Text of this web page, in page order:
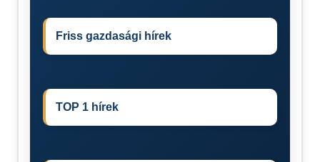
Friss gazdasági hírek
TOP 1 hírek